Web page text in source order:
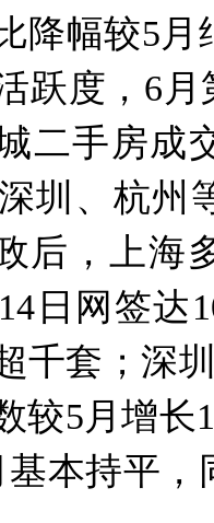
降幅较5月
跃度，6月
二手房成
圳、杭州
后，上海
日网签达
千套；深
较5月增长
本持平，